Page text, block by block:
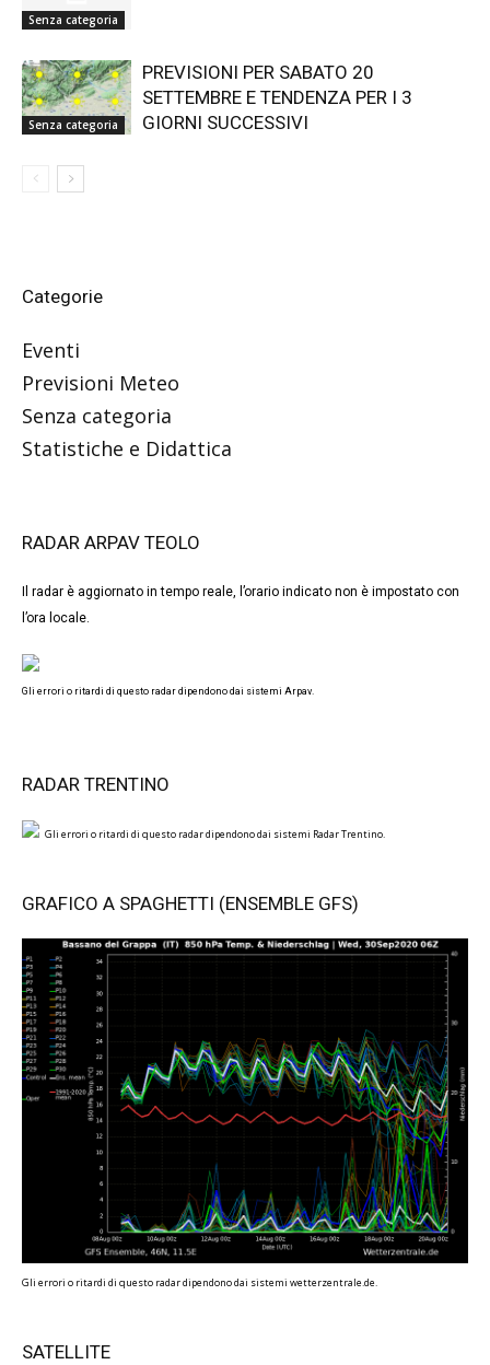
Senza categoria
Senza categoria
PREVISIONI PER SABATO 20
SETTEMBRE E TENDENZA PER I 3
GIORNI SUCCESSIVI
Categorie
Eventi
Previsioni Meteo
Senza categoria
Statistiche e Didattica
RADAR ARPAV TEOLO
Il radar è aggiornato in tempo reale, l’orario indicato non è impostato con
l’ora locale.
Gli errori o ritardi di questo radar dipendono dai sistemi Arpav.
RADAR TRENTINO
Gli errori o ritardi di questo radar dipendono dai sistemi Radar Trentino.
GRAFICO A SPAGHETTI (ENSEMBLE GFS)
Gli errori o ritardi di questo radar dipendono dai sistemi wetterzentrale.de.
SATELLITE